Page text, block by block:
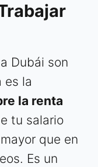
Dubái son
es la
la renta
tu salario
que en
Es un